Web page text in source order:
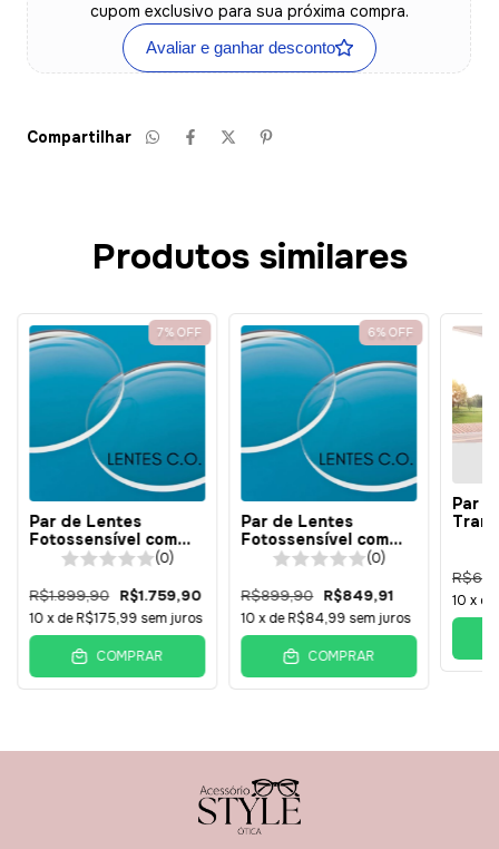
Cupons de Desconto
Adicione cupom de desconto no
carrinho
cupom exclusivo para sua próxima compra.
Avaliar e ganhar desconto
Compartilhar
Produtos similares
7%OFF
Par de Lentes
Fotossensível com
Antirreflexo - Resina
BÁSICA
(0)
R$1.899,90 R$1.759,90
10x deR$175,99 sem juros
COMPRAR
6%OFF
Par de Lentes
Fotossensível com
Antirreflexo -
Surfaçada - BÁSICA
(0)
R$899,90 R$849,91
10 x deR$84,99 sem juros
COMPRAR
Par
10 x de